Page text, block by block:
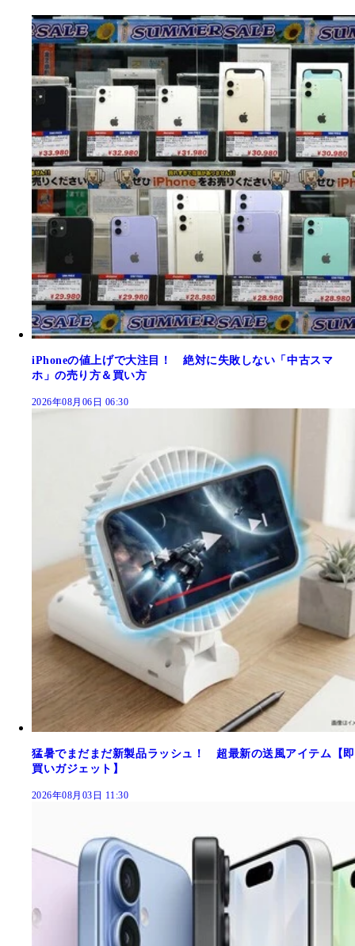
iPhoneの値上げで大注目！ 絶対に失敗しない「中古スマ
ホ」の売り方＆買い方
2026年08月06日 06:30
猛暑でまだまだ新製品ラッシュ！ 超最新の送風アイテム【即
買いガジェット】
2026年08月03日 11:30